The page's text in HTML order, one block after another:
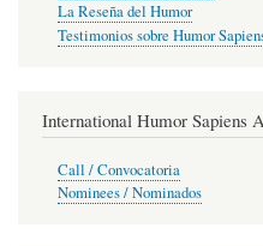
La Reseña del Humor
Testimonios sobre Humor
International Humor Sapiens
Call / Convocatoria
Nominees / Nominados